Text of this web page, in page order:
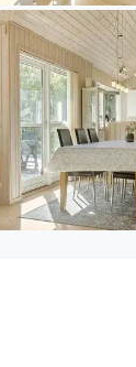
und
Stadt Ebeltoft
historische
gute
Fisch für den
zudem den
erreichbar.